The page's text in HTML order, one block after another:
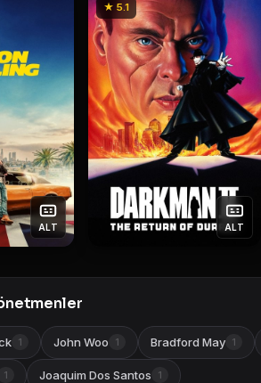
ALT
★ 5.1
ALT
1 John Woo 1 Bradford May 1
1 Joaquim Dos Santos 1